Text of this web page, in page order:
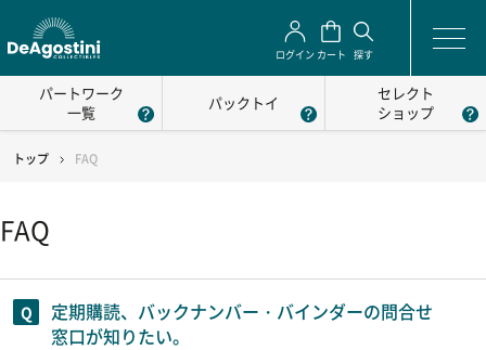
ログイン カート 探す
パートワーク
一覧
パックトイ
セレクト
ショップ
トップ FAQ
FAQ
定期購読、バックナンバー・バインダーの問合せ
窓口が知りたい。